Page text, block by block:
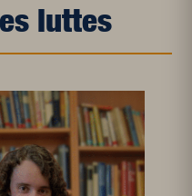
luttes